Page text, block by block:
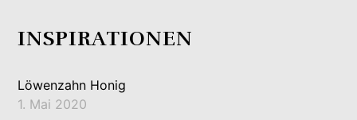
INSPIRATIONEN
Löwenzahn Honig
1. Mai 2020